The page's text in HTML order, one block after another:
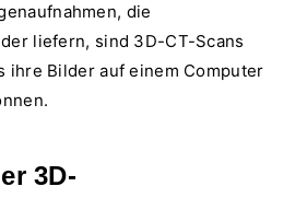
die
liefern, sind 3D-CT-Scans
ihre Bilder auf einem Computer
3D-